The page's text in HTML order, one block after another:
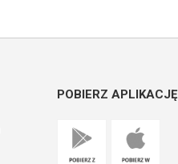
POBIERZ APLIKACJĘ